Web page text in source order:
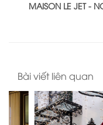
MAISON LE JET -
Bài viết liên quan